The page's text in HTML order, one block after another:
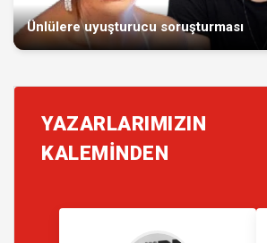
Ünlülere uyuşturucu soruşturması
YAZARLARIMIZIN
KALEMİNDEN